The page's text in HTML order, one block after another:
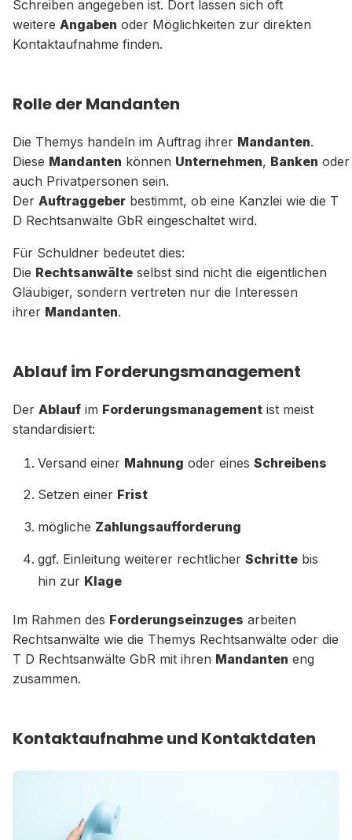
Schreiben angegeben ist. Dort lassen sich oft
weitere Angaben oder Möglichkeiten zur direkten
Kontaktaufnahme finden.
Rolle der Mandanten
Die Themys handeln im Auftrag ihrer Mandanten.
Diese Mandanten können Unternehmen, Banken oder
auch Privatpersonen sein.
Der Auftraggeber bestimmt, ob eine Kanzlei wie die T
D Rechtsanwälte GbR eingeschaltet wird.
Für Schuldner bedeutet dies:
Die Rechtsanwälte selbst sind nicht die eigentlichen
Gläubiger, sondern vertreten nur die Interessen
ihrer Mandanten.
Ablauf im Forderungsmanagement
Der Ablauf im Forderungsmanagement ist meist
standardisiert:
Versand einer Mahnung oder eines Schreibens
Setzen einer Frist
mögliche Zahlungsaufforderung
ggf. Einleitung weiterer rechtlicher Schritte bis
hin zur Klage
Im Rahmen des Forderungseinzuges arbeiten
Rechtsanwälte wie die Themys Rechtsanwälte oder die
T D Rechtsanwälte GbR mit ihren Mandanten eng
zusammen.
Kontaktaufnahme und Kontaktdaten